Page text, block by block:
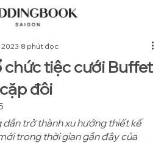
tiệc cưới Buffet
đôi
2023 8 phút đọc
trở thành xu hướng thiết kế
trong thời gian gần đây của